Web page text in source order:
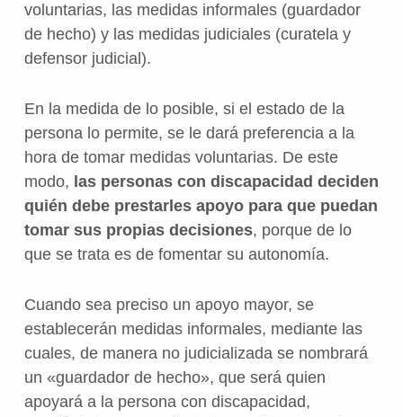
voluntarias, las medidas informales (guardador
de hecho) y las medidas judiciales (curatela y
defensor judicial).
En la medida de lo posible, si el estado de la
persona lo permite, se le dará preferencia a la
hora de tomar medidas voluntarias. De este
modo, las personas con discapacidad deciden
quién debe prestarles apoyo para que puedan
tomar sus propias decisiones, porque de lo
que se trata es de fomentar su autonomía.
Cuando sea preciso un apoyo mayor, se
establecerán medidas informales, mediante las
cuales, de manera no judicializada se nombrará
un «guardador de hecho», que será quien
apoyará a la persona con discapacidad,